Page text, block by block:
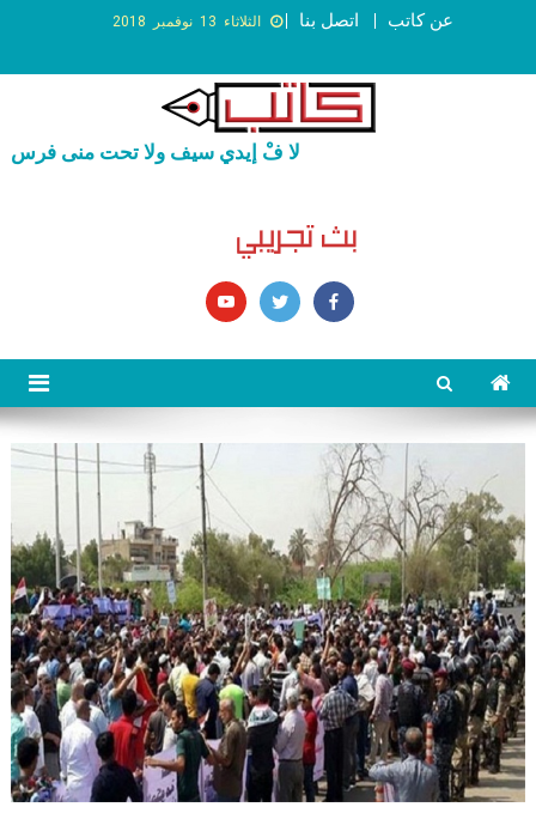
الثلاثاء 13 نوفمبر 2018 اتصل بنا عن كاتب
لا فْ إيدي سيف ولا تحت منى فرس